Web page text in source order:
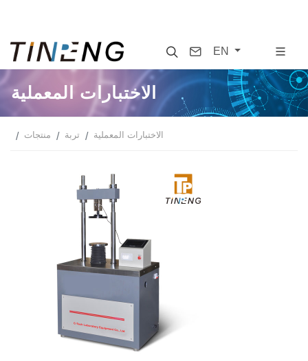
SearchContact
EN
الاختبارات المعملية
منتجات تربة الاختبارات المعملية